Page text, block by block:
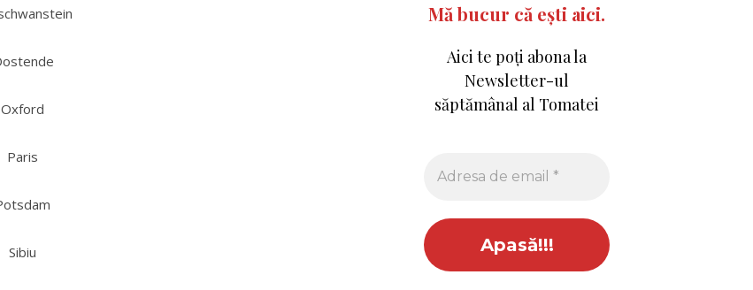
Oxford
Paris
Sibiu
Mă bucur că ești aici.
Aici te poți abona la
Newsletter-ul
săptămânal al Tomatei